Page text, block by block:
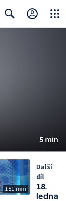
5 min
151 min
Další
díl
18.
ledna